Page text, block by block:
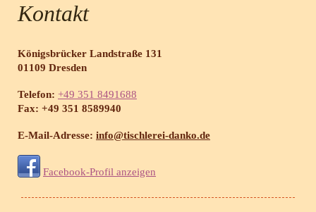
Kontakt
Königsbrücker Landstraße 131
01109 Dresden
Telefon: +49 351 8491688
Fax: +49 351 8589940
E-Mail-Adresse: info@tischlerei-danko.de
Facebook-Profil anzeigen